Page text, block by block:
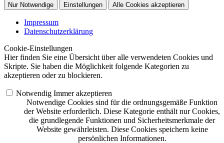
Nur Notwendige Einstellungen Alle Cookies akzeptieren
Impressum
Datenschutzerklärung
Cookie-Einstellungen
Hier finden Sie eine Übersicht über alle verwendeten Cookies und
Skripte. Sie haben die Möglichkeit folgende Kategorien zu
akzeptieren oder zu blockieren.
Notwendig Immer akzeptieren
Notwendige Cookies sind für die ordnungsgemäße Funktion
der Website erforderlich. Diese Kategorie enthält nur Cookies,
die grundlegende Funktionen und Sicherheitsmerkmale der
Website gewährleisten. Diese Cookies speichern keine
persönlichen Informationen.